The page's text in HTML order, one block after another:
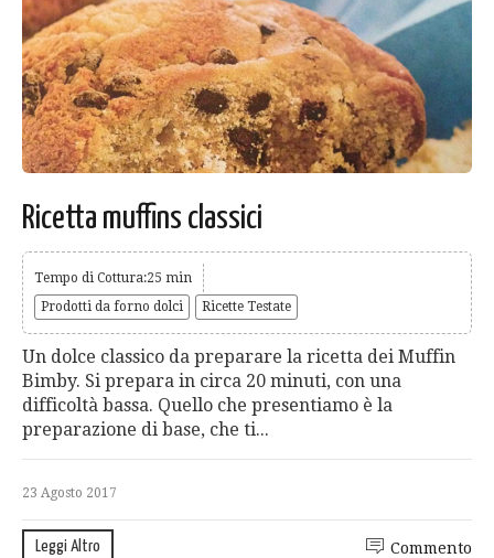
Ricetta muffins classici
Tempo di Cottura:25 min
Prodotti da forno dolci
Ricette Testate
Un dolce classico da preparare la ricetta dei Muffin
Bimby. Si prepara in circa 20 minuti, con una
difficoltà bassa. Quello che presentiamo è la
preparazione di base, che ti...
23 Agosto 2017
Leggi Altro Commento